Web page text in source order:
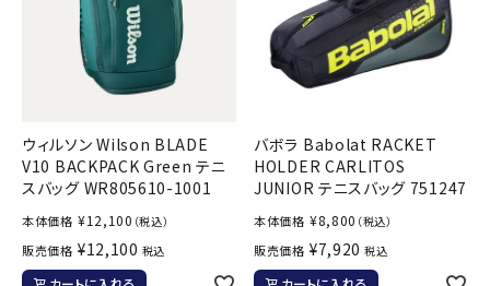
ウィルソン Wilson BLADE
V10 BACKPACK Green テニ
スバッグ WR805610-1001
本体価格 ¥12,100 （税込）
販売価格 ¥12,100 税込
バボラ Babolat RACKET
HOLDER CARLITOS
JUNIOR テニスバッグ 751247
本体価格 ¥8,800 （税込）
販売価格 ¥7,920 税込